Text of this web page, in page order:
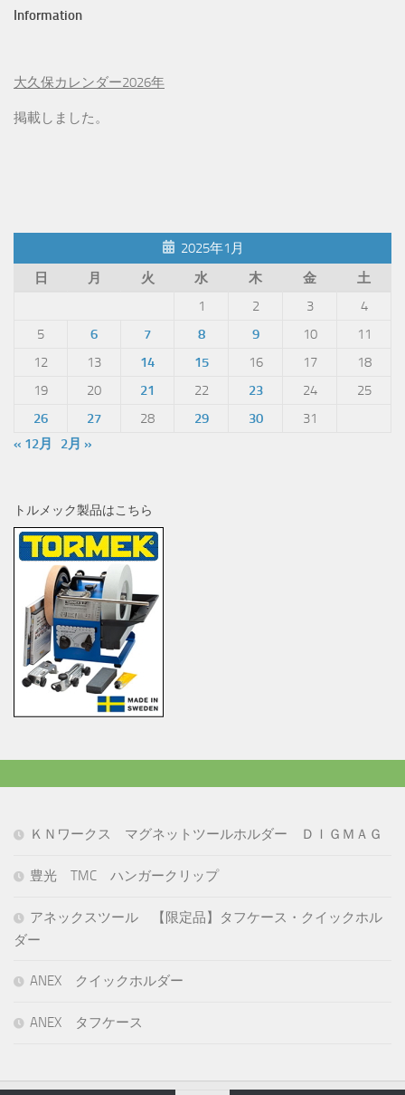
Information
大久保カレンダー2026年
掲載しました。
2025年1月
日
月 火 水 木 金
土
1
2 3
4
5
6 7 8 9 10
11
12
13 14 15 16 17
18
19
20 21 22 23 24
25
26
27 28 29 30
31
« 12月
2月 »
トルメック製品はこちら
ＫＮワークス マグネットツールホルダー ＤＩＧＭＡＧ
豊光 TMC ハンガークリップ
アネックスツール 【限定品】タフケース・クイックホル
ダー
ANEX クイックホルダー
ANEX タフケース